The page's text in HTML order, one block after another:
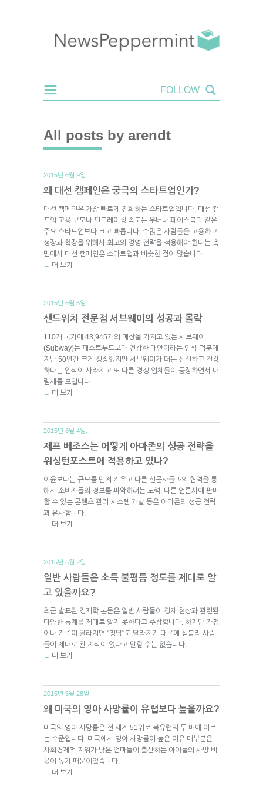
All posts by arendt
2015년 6월 9일.
왜 대선 캠페인은 궁극의 스타트업인가?
대선 캠페인은 가장 빠르게 진화하는 스타트업입니다. 대선 캠
프의 고용 규모나 펀드레이징 속도는 우버나 페이스북과 같은
주요 스타트업보다 크고 빠릅니다. 수많은 사람들을 고용하고
성장과 확장을 위해서 최고의 경영 전략을 적용해야 한다는 측
면에서 대선 캠페인은 스타트업과 비슷한 점이 많습니다.
→ 더 보기
2015년 6월 5일.
샌드위치 전문점 서브웨이의 성공과 몰락
110개 국가에 43,945개의 매장을 가지고 있는 서브웨이
(Subway)는 패스트푸드보다 건강한 대안이라는 인식 덕분에
지난 50년간 크게 성장했지만 서브웨이가 더는 신선하고 건강
하다는 인식이 사라지고 또 다른 경쟁 업체들이 등장하면서 내
림세를 보입니다.
→ 더 보기
2015년 6월 4일.
제프 베조스는 어떻게 아마존의 성공 전략을
워싱턴포스트에 적용하고 있나?
이윤보다는 규모를 먼저 키우고 다른 신문사들과의 협력을 통
해서 소비자들의 정보를 파악하려는 노력, 다른 언론사에 판매
할 수 있는 콘텐츠 관리 시스템 개발 등은 아마존의 성공 전략
과 유사합니다.
→ 더 보기
2015년 6월 2일.
일반 사람들은 소득 불평등 정도를 제대로 알
고 있을까요?
최근 발표된 경제학 논문은 일반 사람들이 경제 현상과 관련된
다양한 통계를 제대로 알지 못한다고 주장합니다. 하지만 가정
이나 기준이 달라지면 "정답"도 달라지기 때문에 섣불리 사람
들이 제대로 된 지식이 없다고 말할 수는 없습니다.
→ 더 보기
2015년 5월 28일.
왜 미국의 영아 사망률이 유럽보다 높을까요?
미국의 영아 사망률은 전 세계 51위로 북유럽의 두 배에 이르
는 수준입니다. 미국에서 영아 사망률이 높은 이유 대부분은
사회경제적 지위가 낮은 엄마들이 출산하는 아이들의 사망 비
율이 높기 때문이었습니다.
→ 더 보기